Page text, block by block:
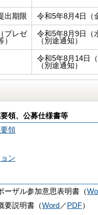
出期限 令和5年8月4日（
プレゼ
令和5年8月9日（
（別途通知）
令和5年8月14日
（別途通知）
領、公募仕様書等
領
ン
ザル参加意思表明書（
説明書（Word ／ PDF）